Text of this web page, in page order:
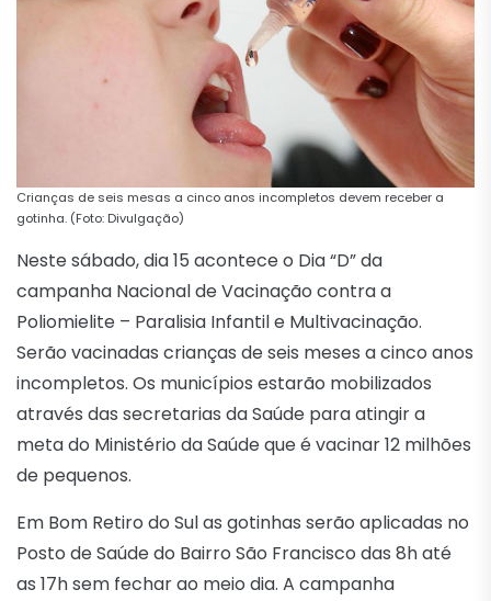
Crianças de seis mesas a cinco anos incompletos devem receber a
gotinha. (Foto: Divulgação)
Neste sábado, dia 15 acontece o Dia “D” da
campanha Nacional de Vacinação contra a
Poliomielite – Paralisia Infantil e Multivacinação.
Serão vacinadas crianças de seis meses a cinco anos
incompletos. Os municípios estarão mobilizados
através das secretarias da Saúde para atingir a
meta do Ministério da Saúde que é vacinar 12 milhões
de pequenos.
Em Bom Retiro do Sul as gotinhas serão aplicadas no
Posto de Saúde do Bairro São Francisco das 8h até
as 17h sem fechar ao meio dia. A campanha